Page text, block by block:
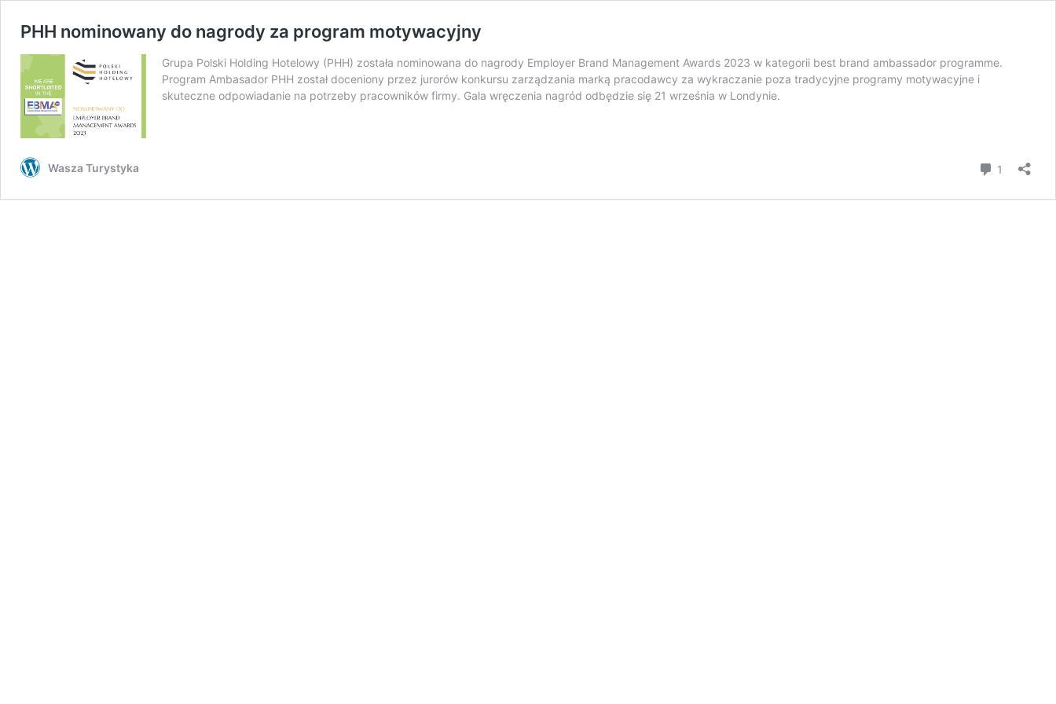
PHH nominowany do nagrody za program motywacyjny
Grupa Polski Holding Hotelowy (PHH) została nominowana do nagrody Employer Brand Management Awards 2023 w kategorii best brand ambassador programme.
Program Ambasador PHH został doceniony przez jurorów konkursu zarządzania marką pracodawcy za wykraczanie poza tradycyjne programy motywacyjne i
skuteczne odpowiadanie na potrzeby pracowników firmy. Gala wręczenia nagród odbędzie się 21 września w Londynie.
Wasza Turystyka 1 komentarz